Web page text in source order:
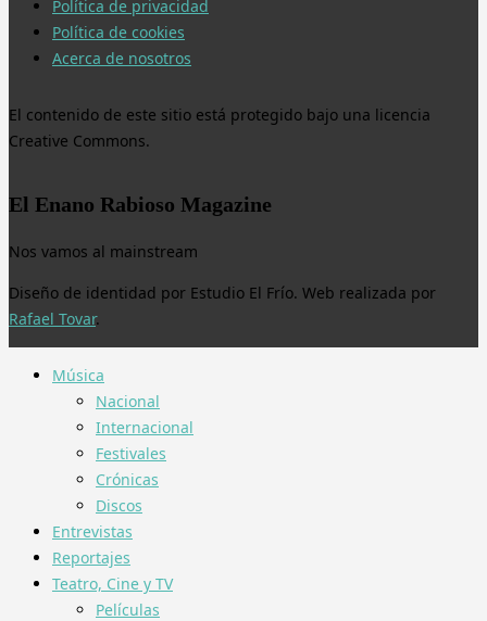
Política de privacidad
Política de cookies
Acerca de nosotros
El contenido de este sitio está protegido bajo una licencia
Creative Commons.
El Enano Rabioso Magazine
Nos vamos al mainstream
Diseño de identidad por Estudio El Frío. Web realizada por
Rafael Tovar.
Música
Nacional
Internacional
Festivales
Crónicas
Discos
Entrevistas
Reportajes
Teatro, Cine y TV
Películas